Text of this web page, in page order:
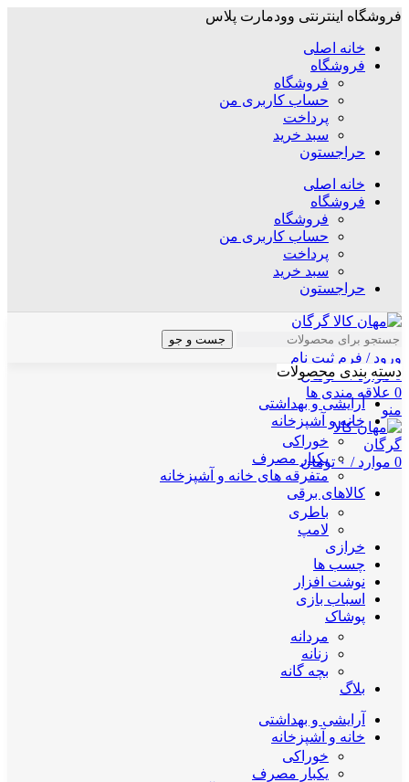
فروشگاه اینترنتی وودمارت پلاس
خانه اصلی
فروشگاه
فروشگاه
حساب کاربری من
پرداخت
سبد خرید
حراجستون
خانه اصلی
فروشگاه
فروشگاه
حساب کاربری من
پرداخت
سبد خرید
حراجستون
جست و جو
ورود / فرم ثبت نام
0 موارد / ۰ تومان
0 علاقه مندی ها
منو
0 موارد / ۰ تومان
دسته بندی محصولات
آرایشی و بهداشتی
خانه و آشپزخانه
خوراکی
یکبار مصرف
متفرقه های خانه و آشپزخانه
کالاهای برقی
باطری
لامپ
خرازی
چسب ها
نوشت افزار
اسباب بازی
پوشاک
مردانه
زنانه
بچه گانه
بلاگ
آرایشی و بهداشتی
خانه و آشپزخانه
خوراکی
یکبار مصرف